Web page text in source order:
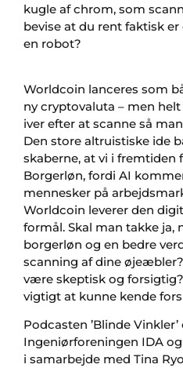
kugle af chrom, som
bevise at du rent faktisk
en robot?
Worldcoin lanceres som
ny cryptovaluta – men
iver efter at scanne så
Den store altruistiske ide
skaberne, at vi i fremtiden
Borgerløn, fordi AI
mennesker på
Worldcoin leverer den
formål. Skal man takke ja,
borgerløn og en bedre
scanning af dine
være skeptisk og
vigtigt at kunne kende
Podcasten ’Blinde
Ingeniørforeningen IDA
i samarbejde med Tina